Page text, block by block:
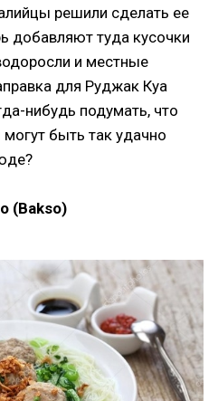
решили сделать ее
добавляют туда кусочки
и местные
для Руджак Куа
нибудь подумать, что
быть так удачно
(Bakso)